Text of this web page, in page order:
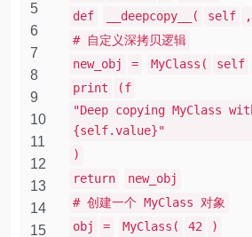
5
6
7
8
9
10
11
12
13
14
15
def
__deepcopy__( self
# 自定义深拷贝逻辑
new_obj
= MyClass( self
print
(f
"Deep copying MyClass
{self.value}"
)
return
new_obj
# 创建一个 MyClass 对象
obj
= MyClass( 42
)